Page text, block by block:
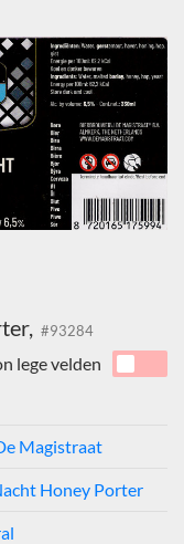
#93284
lege velden
Magistraat
Honey Porter